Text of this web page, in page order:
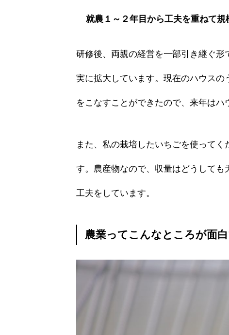
就農１～２年目から工夫を重ねて規
研修後、両親の経営を一部引き継ぐ
実に拡大しています。現在のハウス
をこなすことができたので、来年はハ
また、私の栽培したいちごを使って
す。農産物なので、収量はどうして
工夫をしています。
農業ってこんなところが面